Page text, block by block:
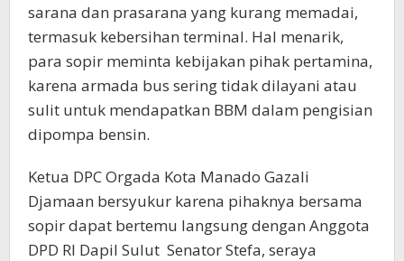
sarana dan prasarana yang kurang memadai,
termasuk kebersihan terminal. Hal menarik,
para sopir meminta kebijakan pihak pertamina,
karena armada bus sering tidak dilayani atau
sulit untuk mendapatkan BBM dalam pengisian
dipompa bensin.
Ketua DPC Orgada Kota Manado Gazali
Djamaan bersyukur karena pihaknya bersama
sopir dapat bertemu langsung dengan Anggota
DPD RI Dapil Sulut Senator Stefa, seraya